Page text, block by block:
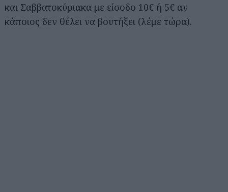
και Σαββατοκύριακα με είσοδο 10€ ή 5€ αν
κάποιος δεν θέλει να βουτήξει (λέμε τώρα).